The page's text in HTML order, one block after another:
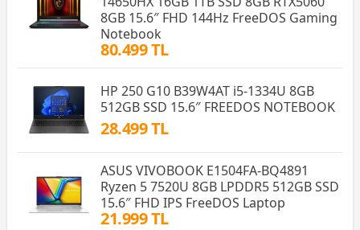
8GB 15.6″ FHD 144Hz FreeDOS Gaming
Notebook
80.499 TL
HP 250 G10 B39W4AT i5-1334U 8GB
512GB SSD 15.6″ FREEDOS NOTEBOOK
28.499 TL
ASUS VIVOBOOK E1504FA-BQ4891
Ryzen 5 7520U 8GB LPDDR5 512GB SSD
15.6″ FHD IPS FreeDOS Laptop
21.999 TL